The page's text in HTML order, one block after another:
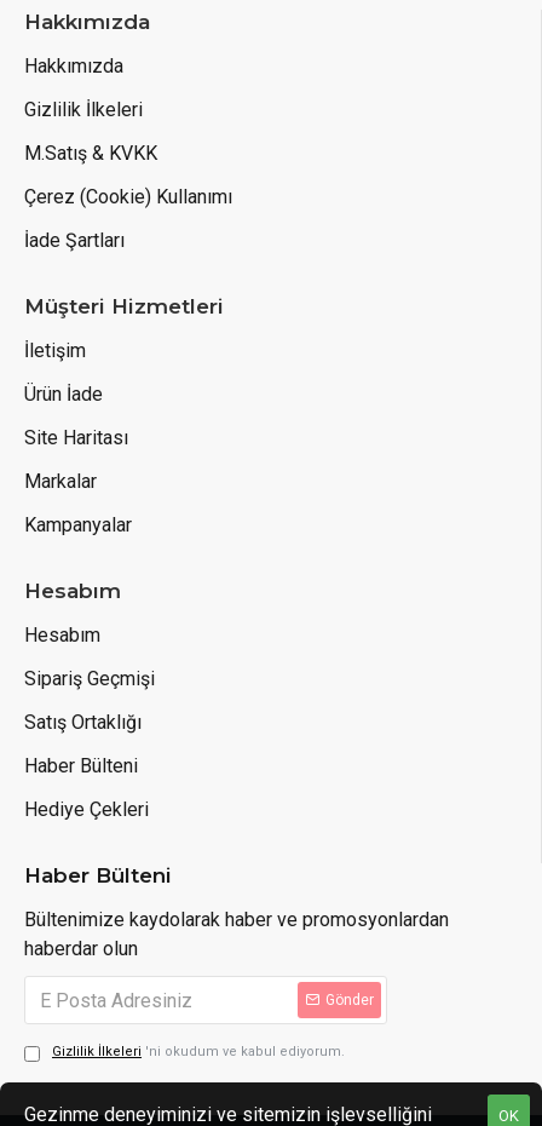
Hakkımızda
Hakkımızda
Gizlilik İlkeleri
M.Satış & KVKK
Çerez (Cookie) Kullanımı
İade Şartları
Müşteri Hizmetleri
İletişim
Ürün İade
Site Haritası
Markalar
Kampanyalar
Hesabım
Hesabım
Sipariş Geçmişi
Satış Ortaklığı
Haber Bülteni
Hediye Çekleri
Haber Bülteni
Bültenimize kaydolarak haber ve promosyonlardan
haberdar olun
Gönder
Gizlilik İlkeleri 'ni okudum ve kabul ediyorum.
OK
Gezinme deneyiminizi ve sitemizin işlevselliğini